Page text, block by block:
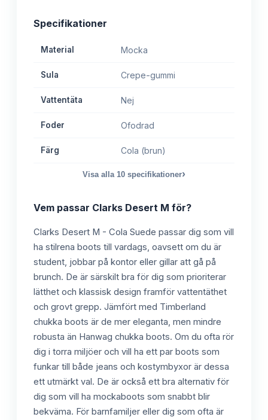
Specifikationer
Material Mocka
Sula Crepe-gummi
Vattentäta Nej
Foder Ofodrad
Färg Cola (brun)
Visa alla 10 specifikationer›
Vem passar Clarks Desert M för?
Clarks Desert M - Cola Suede passar dig som vill
ha stilrena boots till vardags, oavsett om du är
student, jobbar på kontor eller gillar att gå på
brunch. De är särskilt bra för dig som prioriterar
lätthet och klassisk design framför vattentäthet
och grovt grepp. Jämfört med Timberland
chukka boots är de mer eleganta, men mindre
robusta än Hanwag chukka boots. Om du ofta rör
dig i torra miljöer och vill ha ett par boots som
funkar till både jeans och kostymbyxor är dessa
ett utmärkt val. De är också ett bra alternativ för
dig som vill ha mockaboots som snabbt blir
bekväma. För barnfamiljer eller dig som ofta är